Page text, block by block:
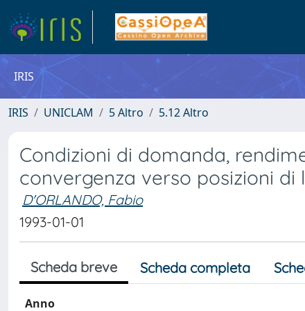
IRIS
IRIS UNICLAM 5 Altro 5.12 Altro
Condizioni di domanda,
convergenza verso posizioni
D'ORLANDO, Fabio
1993-01-01
Scheda breve Scheda completa
Anno